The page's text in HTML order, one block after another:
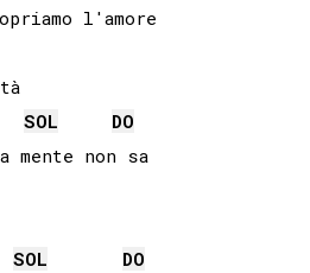
l'amore
SOL
DO
mente non sa
SOL
DO